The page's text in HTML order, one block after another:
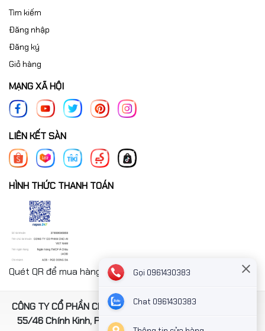
Tìm kiếm
Đăng nhập
Đăng ký
Giỏ hàng
MẠNG XÃ HỘI
LIÊN KẾT SÀN
HÌNH THỨC THANH TOÁN
Quét QR để mua hàng nhanh chóng thanh toán công ty
CÔNG TY CỔ PHẦN CNC-AI VIỆT NAM. Địa chỉ: Số 4, ngách
55/46 Chính Kinh, Phường Thanh Xuân, TP Hà Nội, Việt
Gọi 0961430383
Chat 0961430383